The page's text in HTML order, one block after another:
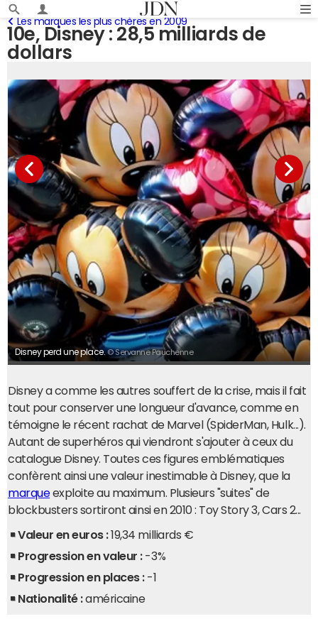
10e, Disney : 28,5 milliards de
dollars
Les marques les plus chères en 2009
Disney perd une place.© Servanne Pauchenne
Disney a comme les autres souffert de la crise, mais il fait
tout pour conserver une longueur d'avance, comme en
témoigne le récent rachat de Marvel (SpiderMan, Hulk...).
Autant de superhéros qui viendront s'ajouter à ceux du
catalogue Disney. Toutes ces figures emblématiques
confèrent ainsi une valeur inestimable à Disney, que la
marqueexploite au maximum. Plusieurs "suites" de
blockbusters sortiront ainsi en 2010 : Toy Story 3, Cars 2...
Valeur en euros :19,34 milliards €
Progression en valeur : -3%
Progression en places : -1
Nationalité :américaine